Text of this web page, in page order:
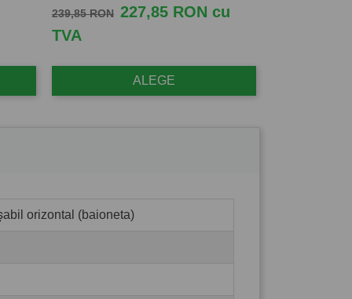
Pret de baza
239,85 RON Pret
227,85 RON cu
TVA
ALEGE
orizontal (baioneta)